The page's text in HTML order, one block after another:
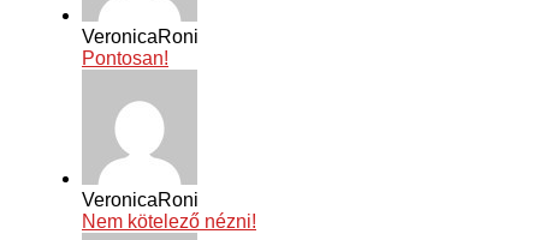
VeronicaRoni
Pontosan!
VeronicaRoni
Nem kötelező nézni!